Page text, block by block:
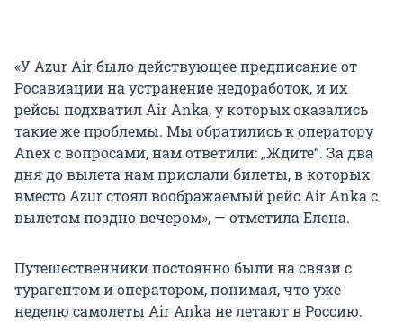
«У Azur Air было действующее предписание от
Росавиации на устранение недоработок, и их
рейсы подхватил Air Anka, у которых оказались
такие же проблемы. Мы обратились к оператору
Anex с вопросами, нам ответили: „Ждите“. За два
дня до вылета нам прислали билеты, в которых
вместо Azur стоял воображаемый рейс Air Anka с
вылетом поздно вечером», — отметила Елена.
Путешественники постоянно были на связи с
турагентом и оператором, понимая, что уже
неделю самолеты Air Anka не летают в Россию.